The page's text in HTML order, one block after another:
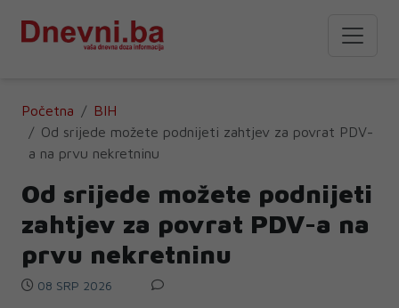
Početna
BIH
Od srijede možete podnijeti zahtjev za povrat PDV-
a na prvu nekretninu
Od srijede možete podnijeti
zahtjev za povrat PDV-a na
prvu nekretninu
08 SRP 2026